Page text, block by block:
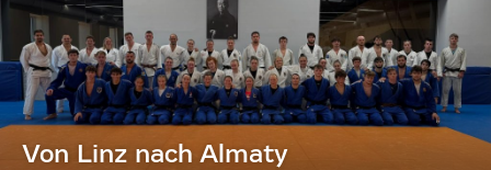
Von Linz nach Almaty